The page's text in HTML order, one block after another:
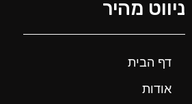
ניווט מהיר
דף הבית
אודות